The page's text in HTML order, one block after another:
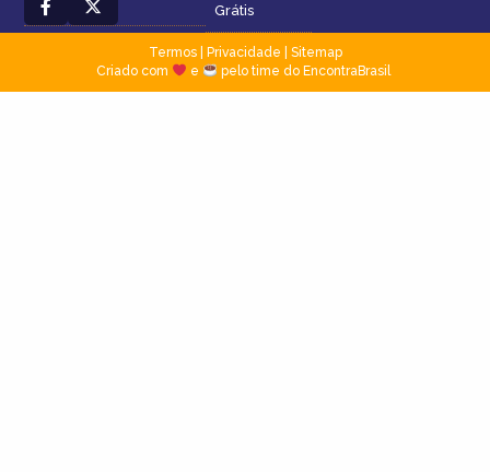
Grátis
Termos| Privacidade
Sitemap
Criado com
e pelo time do EncontraBrasil